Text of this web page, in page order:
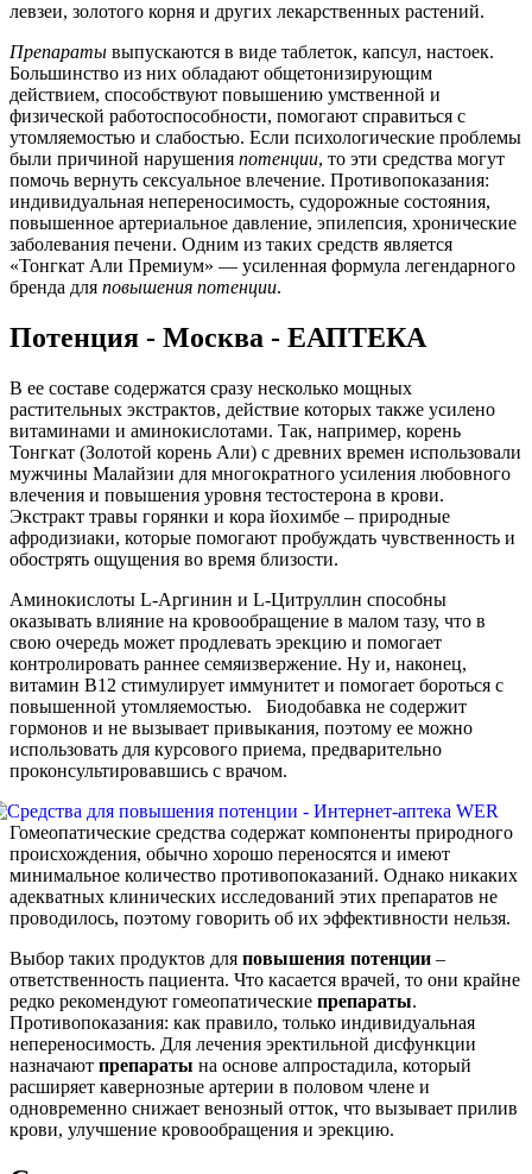
левзеи, золотого корня и других лекарственных растений.
Препараты выпускаются в виде таблеток, капсул, настоек.
Большинство из них обладают общетонизирующим
действием, способствуют повышению умственной и
физической работоспособности, помогают справиться с
утомляемостью и слабостью. Если психологические проблемы
были причиной нарушения потенции, то эти средства могут
помочь вернуть сексуальное влечение. Противопоказания:
индивидуальная непереносимость, судорожные состояния,
повышенное артериальное давление, эпилепсия, хронические
заболевания печени. Одним из таких средств является
«Тонгкат Али Премиум» — усиленная формула легендарного
бренда для повышения потенции.
Потенция - Москва - ЕАПТЕКА
В ее составе содержатся сразу несколько мощных
растительных экстрактов, действие которых также усилено
витаминами и аминокислотами. Так, например, корень
Тонгкат (Золотой корень Али) с древних времен использовали
мужчины Малайзии для многократного усиления любовного
влечения и повышения уровня тестостерона в крови.
Экстракт травы горянки и кора йохимбе – природные
афродизиаки, которые помогают пробуждать чувственность и
обострять ощущения во время близости.
Аминокислоты L-Аргинин и L-Цитруллин способны
оказывать влияние на кровообращение в малом тазу, что в
свою очередь может продлевать эрекцию и помогает
контролировать раннее семяизвержение. Ну и, наконец,
витамин В12 стимулирует иммунитет и помогает бороться с
повышенной утомляемостью. Биодобавка не содержит
гормонов и не вызывает привыкания, поэтому ее можно
использовать для курсового приема, предварительно
проконсультировавшись с врачом.
Гомеопатические средства содержат компоненты природного
происхождения, обычно хорошо переносятся и имеют
минимальное количество противопоказаний. Однако никаких
адекватных клинических исследований этих препаратов не
проводилось, поэтому говорить об их эффективности нельзя.
Выбор таких продуктов для повышения потенции –
ответственность пациента. Что касается врачей, то они крайне
редко рекомендуют гомеопатические препараты.
Противопоказания: как правило, только индивидуальная
непереносимость. Для лечения эректильной дисфункции
назначают препараты на основе алпростадила, который
расширяет кавернозные артерии в половом члене и
одновременно снижает венозный отток, что вызывает прилив
крови, улучшение кровообращения и эрекцию.